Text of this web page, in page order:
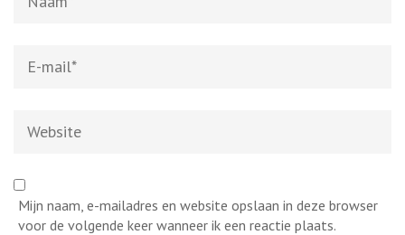
mail*
Mijn naam, e-mailadres en website opslaan in deze browser
voor de volgende keer wanneer ik een reactie plaats.